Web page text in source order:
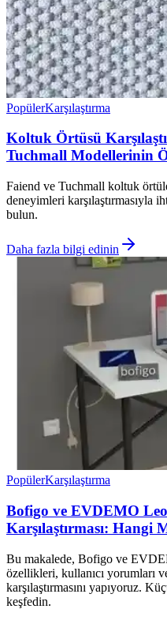
PopülerKarşılaştırma
Koltuk Örtüsü
Tuchmall Modellerinin
Faiend ve Tuchmall koltuk
deneyimleri karşılaştırmasıyla
bulun.
Daha fazla bilgi edinin
PopülerKarşılaştırma
Bofigo ve EVDEMO Leo
Karşılaştırması: Hangi
Bu makalede, Bofigo ve
özellikleri, kullanıcı yorumları
karşılaştırmasını yapıyoruz.
keşfedin.